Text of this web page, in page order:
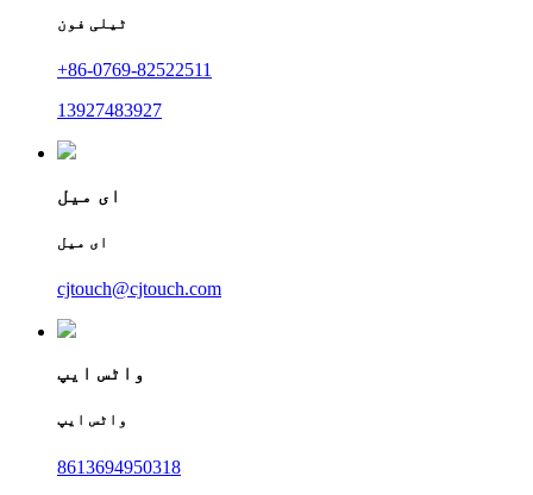
ٹیلی فون
+86-0769-82522511
13927483927
ای میل
ای میل
cjtouch@cjtouch.com
واٹس ایپ
واٹس ایپ
8613694950318